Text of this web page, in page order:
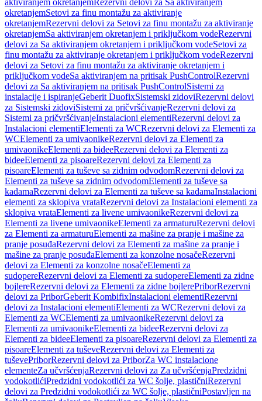
aktiviranjem okretanjemRezervni delovi za Sa aktiviranjem
okretanjemSetovi za finu montažu za aktiviranje
okretanjemRezervni delovi za Setovi za finu montažu za aktiviranje
okretanjemSa aktiviranjem okretanjem i priključkom vodeRezervni
delovi za Sa aktiviranjem okretanjem i priključkom vodeSetovi za
finu montažu za aktiviranje okretanjem i priključkom vodeRezervni
delovi za Setovi za finu montažu za aktiviranje okretanjem i
priključkom vodeSa aktiviranjem na pritisak PushControlRezervni
delovi za Sa aktiviranjem na pritisak PushControlSistemi za
instalacije i ispiranjeGeberit DuofixSistemski zidoviRezervni delovi
za Sistemski zidoviSistemi za pričvršćivanjeRezervni delovi za
Sistemi za pričvršćivanjeInstalacioni elementiRezervni delovi za
Instalacioni elementiElementi za WCRezervni delovi za Elementi za
WCElementi za umivaonikeRezervni delovi za Elementi za
umivaonikeElementi za bideeRezervni delovi za Elementi za
bideeElementi za pisoareRezervni delovi za Elementi za
pisoareElementi za tuševe sa zidnim odvodomRezervni delovi za
Elementi za tuševe sa zidnim odvodomElementi za tuševe sa
kadamaRezervni delovi za Elementi za tuševe sa kadamaInstalacioni
elementi za sklopiva vrataRezervni delovi za Instalacioni elementi za
sklopiva vrataElementi za livene umivaonikeRezervni delovi za
Elementi za livene umivaonikeElementi za armaturuRezervni delovi
za Elementi za armaturuElementi za mašine za pranje i mašine za
pranje posuđaRezervni delovi za Elementi za mašine za pranje i
mašine za pranje posuđaElementi za konzolne nosačeRezervni
delovi za Elementi za konzolne nosačeElementi za
sudopereRezervni delovi za Elementi za sudopereElementi za zidne
bojlereRezervni delovi za Elementi za zidne bojlerePriborRezervni
delovi za PriborGeberit KombifixInstalacioni elementiRezervni
delovi za Instalacioni elementiElementi za WCRezervni delovi za
Elementi za WCElementi za umivaonikeRezervni delovi za
Elementi za umivaonikeElementi za bideeRezervni delovi za
Elementi za bideeElementi za pisoareRezervni delovi za Elementi za
pisoareElementi za tuševeRezervni delovi za Elementi za
tuševePriborRezervni delovi za PriborZa WC instalacione
elementeZa učvršćenjaRezervni delovi za Za učvršćenjaPredzidni
vodokotlićiPredzidni vodokotlići za WC šolje, plastičniRezervni
delovi za Predzidni vodokotlići za WC šolje, plastičniPostavljen na